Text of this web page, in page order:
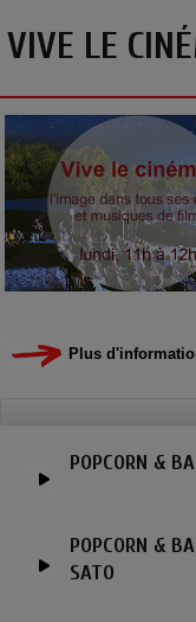
VIVE LE
Plus
POPCORN &
POPCORN &
SATO